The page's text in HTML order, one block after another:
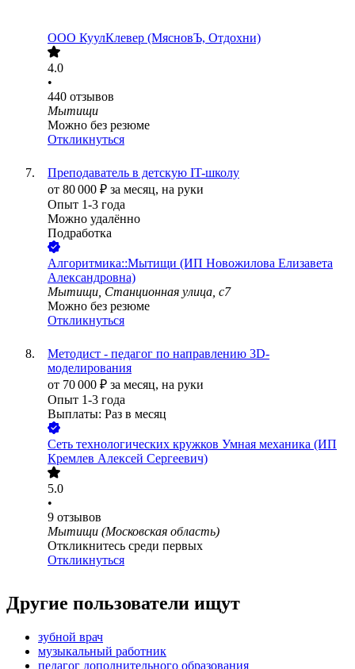
ООО КуулКлевер (МясновЪ, Отдохни)
4.0
•
440 отзывов
Мытищи
Можно без резюме
Откликнуться
Преподаватель в детскую IT-школу
от 80 000 ₽ за месяц, на руки
Опыт 1-3 года
Можно удалённо
Подработка
Алгоритмика::Мытищи (ИП Новожилова Елизавета
Александровна)
Мытищи, Станционная улица, с7
Можно без резюме
Откликнуться
Методист - педагог по направлению 3D-
моделирования
от 70 000 ₽ за месяц, на руки
Опыт 1-3 года
Выплаты: Раз в месяц
Сеть технологических кружков Умная механика (ИП
Кремлев Алексей Сергеевич)
5.0
•
9 отзывов
Мытищи (Московская область)
Откликнитесь среди первых
Откликнуться
Другие пользователи ищут
зубной врач
музыкальный работник
педагог дополнительного образования